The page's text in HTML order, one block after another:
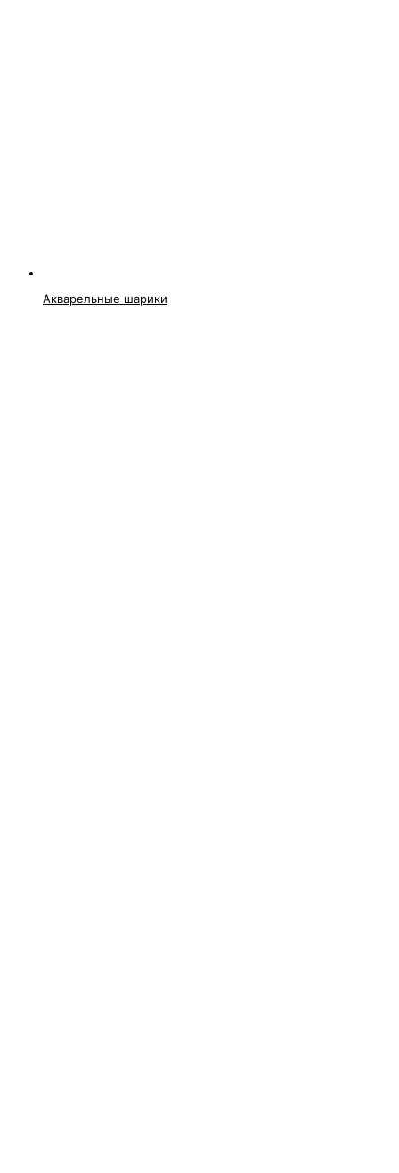
Акварельные шарики